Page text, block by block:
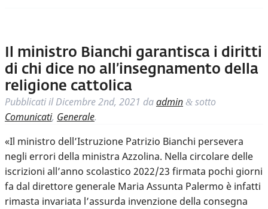
Il ministro Bianchi garantisca i diritti
di chi dice no all’insegnamento della
religione cattolica
Pubblicati ilDicembre 2nd, 2021 daadmin & sotto
Comunicati, Generale.
«Il ministro dell’Istruzione Patrizio Bianchi persevera
negli errori della ministra Azzolina. Nella circolare delle
iscrizioni all’anno scolastico 2022/23 firmata pochi giorni
fa dal direttore generale Maria Assunta Palermo è infatti
rimasta invariata l’assurda invenzione della consegna